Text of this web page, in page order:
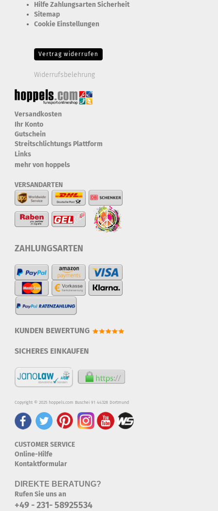
Hilfe Zahlungsarten Sicherheit
Sitemap
Cookie Einstellungen
Vertrag widerrufen
Widerrufsbelehrung
Versandkosten
Ihr Konto
Gutschein
Streitschlichtungs Plattform
Links
mehr von hoppels
VERSANDARTEN
ZAHLUNGSARTEN
KUNDEN BEWERTUNG
SICHERES EINKAUFEN
Copyright © 2025 hoppels.com Buschei 91 44328 Dortmund
CUSTOMER SERVICE
Online-Hilfe
Kontaktformular
DIREKTE BERATUNG?
Rufen Sie uns an
+49 - 231- 58925534